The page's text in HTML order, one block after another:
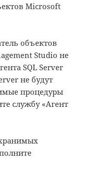
Microsoft
объектов
Studio не
SQL Server
не будут
процедуры
службу «Агент